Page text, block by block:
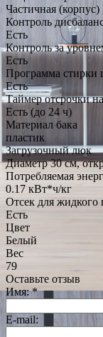
Частичная (корпус)
Контроль
Есть
Контроль за
Есть
Программа стирки
Есть
Таймер отсрочки
Есть (до 24 ч)
Материал бака
пластик
Загрузочный люк
Диаметр 30 см,
Потребляемая
0.17 кВт*ч/кг
Отсек для жидкого
Есть
Цвет
Белый
Вес
79
Оставьте отзыв
Имя:*
E-mail: